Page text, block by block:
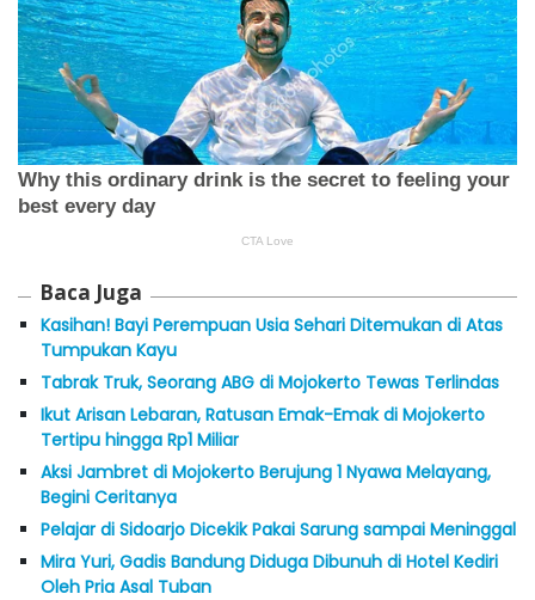
Baca Juga
Kasihan! Bayi Perempuan Usia Sehari Ditemukan di Atas
Tumpukan Kayu
Tabrak Truk, Seorang ABG di Mojokerto Tewas Terlindas
Ikut Arisan Lebaran, Ratusan Emak-Emak di Mojokerto
Tertipu hingga Rp1 Miliar
Aksi Jambret di Mojokerto Berujung 1 Nyawa Melayang,
Begini Ceritanya
Pelajar di Sidoarjo Dicekik Pakai Sarung sampai Meninggal
Mira Yuri, Gadis Bandung Diduga Dibunuh di Hotel Kediri
Oleh Pria Asal Tuban